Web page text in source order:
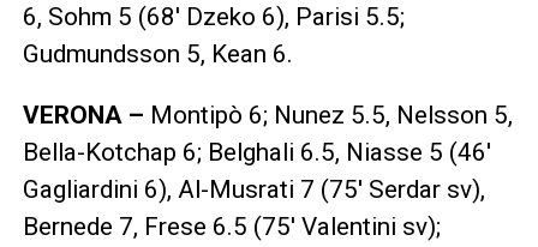
6, Sohm 5 (68′ Dzeko 6), Parisi 5.5;
Gudmundsson 5, Kean 6.
VERONA – Montipò 6; Nunez 5.5, Nelsson 5,
Bella-Kotchap 6; Belghali 6.5, Niasse 5 (46′
Gagliardini 6), Al-Musrati 7 (75′ Serdar sv),
Bernede 7, Frese 6.5 (75′ Valentini sv);